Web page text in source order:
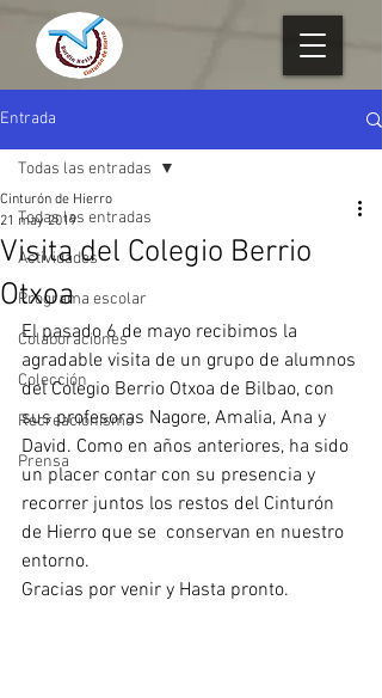
Entrada
Todas las entradas
Actividades
Programa escolar
Colaboraciones
Colección
Recreacionismo
Prensa
Todas las entradas
Visita del Colegio Berrio
Otxoa
Cinturón de Hierro
21 may 2019
El pasado 6 de mayo recibimos la
agradable visita de un grupo de alumnos
del Colegio Berrio Otxoa de Bilbao, con
sus profesoras Nagore, Amalia, Ana y
David. Como en años anteriores, ha sido
un placer contar con su presencia y
recorrer juntos los restos del Cinturón
de Hierro que se  conservan en nuestro
entorno.
Gracias por venir y Hasta pronto.